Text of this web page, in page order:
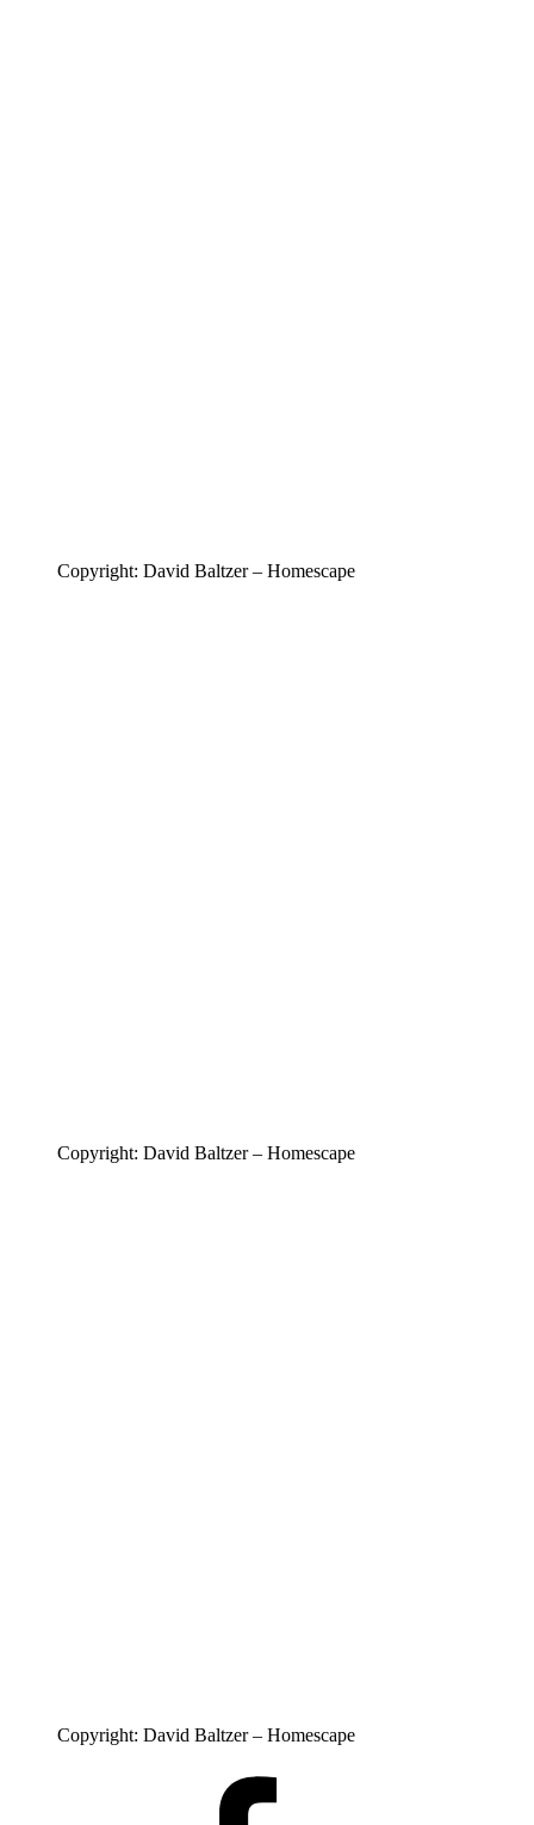
Copyright: David Baltzer – Homescape
Copyright: David Baltzer – Homescape
Copyright: David Baltzer – Homescape